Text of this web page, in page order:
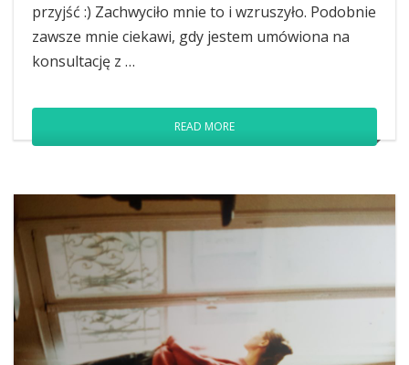
przyjść :) Zachwyciło mnie to i wzruszyło. Podobnie
zawsze mnie ciekawi, gdy jestem umówiona na
konsultację z …
READ MORE